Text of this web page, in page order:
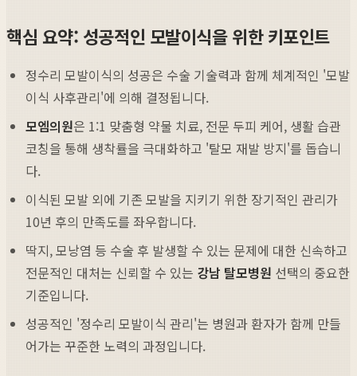
핵심 요약: 성공적인 모발이식을 위한 키포인트
정수리 모발이식의 성공은 수술 기술력과 함께 체계적인 '모발
이식 사후관리'에 의해 결정됩니다.
모엠의원은 1:1 맞춤형 약물 치료, 전문 두피 케어, 생활 습관
코칭을 통해 생착률을 극대화하고 '탈모 재발 방지'를 돕습니
다.
이식된 모발 외에 기존 모발을 지키기 위한 장기적인 관리가
10년 후의 만족도를 좌우합니다.
딱지, 모낭염 등 수술 후 발생할 수 있는 문제에 대한 신속하고
전문적인 대처는 신뢰할 수 있는 강남 탈모병원 선택의 중요한
기준입니다.
성공적인 '정수리 모발이식 관리'는 병원과 환자가 함께 만들
어가는 꾸준한 노력의 과정입니다.